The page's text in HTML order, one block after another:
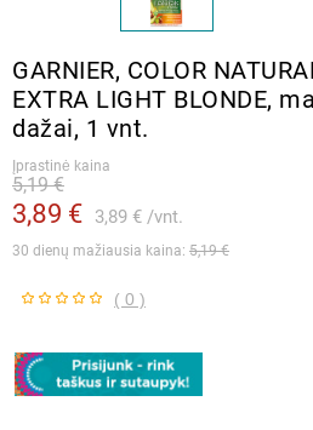
GARNIER, COLOR
EXTRA LIGHT BLONDE,
dažai, 1 vnt.
Įprastinė kaina
3,89 € 3,89 € vnt.
5,19 €
30 dienų mažiausia kaina: 5,19 €
( 0 )